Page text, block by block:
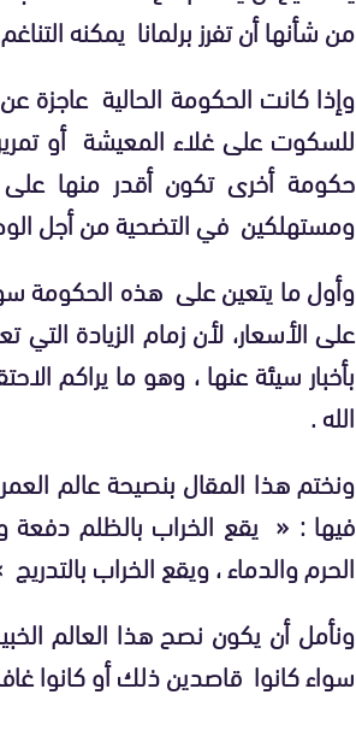
من شأنها أن تفرز برلمانا يمكنه
وإذا كانت الحكومة الحالية عاجزة
للسكوت على غلاء المعيشة أو
حكومة أخرى تكون أقدر منها
ومستهلكين في التضحية من أجل
وأول ما يتعين على هذه الحكومة
على الأسعار، لأن زمام الزيادة
بأخبار سيئة عنها ، وهو ما يراكم
الله .
ونختم هذا المقال بنصيحة عالم
فيها : « يقع الخراب بالظلم دفعة
الحرم والدماء ، ويقع الخراب
ونأمل أن يكون نصح هذا العالم
سواء كانوا قاصدين ذلك أو كانوا